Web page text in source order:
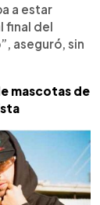
a estar
final del
aseguró, sin
mascotas de